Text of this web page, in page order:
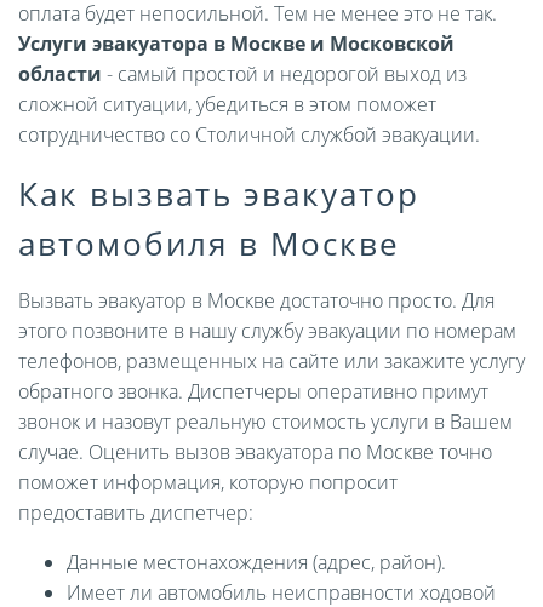
оплата будет непосильной. Тем не менее это не так.
Услуги эвакуатора в Москве и Московской
области - самый простой и недорогой выход из
сложной ситуации, убедиться в этом поможет
сотрудничество со Столичной службой эвакуации.
Как вызвать эвакуатор
автомобиля в Москве
Вызвать эвакуатор в Москве достаточно просто. Для
этого позвоните в нашу службу эвакуации по номерам
телефонов, размещенных на сайте или закажите услугу
обратного звонка. Диспетчеры оперативно примут
звонок и назовут реальную стоимость услуги в Вашем
случае. Оценить вызов эвакуатора по Москве точно
поможет информация, которую попросит
предоставить диспетчер:
Данные местонахождения (адрес, район).
Имеет ли автомобиль неисправности ходовой